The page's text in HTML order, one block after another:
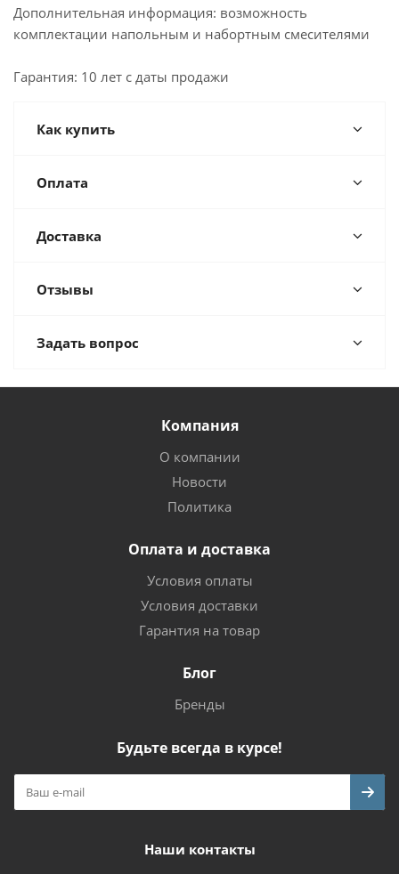
Дополнительная информация: возможность
комплектации напольным и набортным смесителями
Гарантия: 10 лет с даты продажи
Как купить
Оплата
Доставка
Отзывы
Задать вопрос
Компания
О компании
Новости
Политика
Оплата и доставка
Условия оплаты
Условия доставки
Гарантия на товар
Блог
Бренды
Будьте всегда в курсе!
Наши контакты